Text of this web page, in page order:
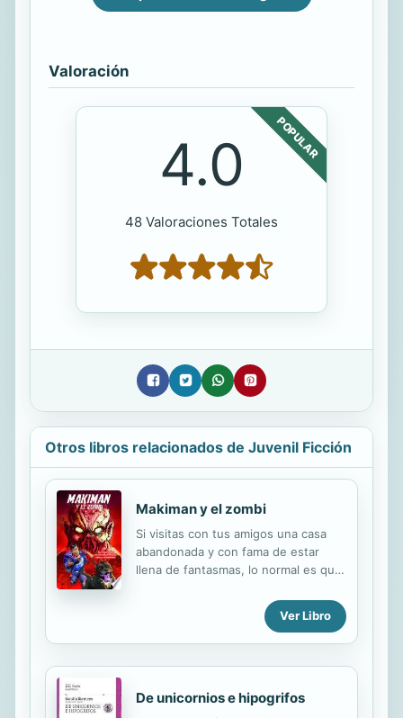
Valoración
POPULAR
4.0
48 Valoraciones Totales
Otros libros relacionados de Juvenil Ficción
Makiman y el zombi
Si visitas con tus amigos una casa
abandonada y con fama de estar
llena de fantasmas, lo normal es que
Por ejemplo, científicos locos,
militares despistados y, lo peor, una
horda de zombis. Makiman tendrá
menudo, las cosas no son lo que
Ver Libro
De unicornios e hipogrifos